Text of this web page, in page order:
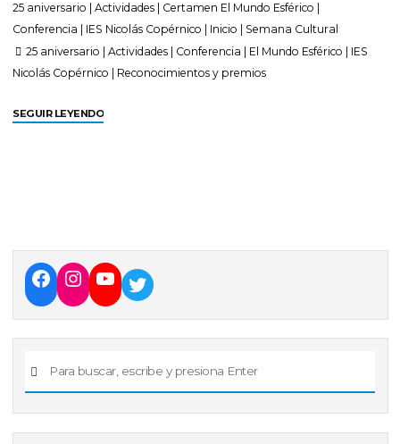
25 aniversario Actividades Certamen El Mundo Esférico
Conferencia
IES Nicolás Copérnico Inicio
Semana Cultural
25 aniversario |Actividades Conferencia El Mundo Esférico
IES
Nicolás Copérnico
Reconocimientos y premios
SEGUIR LEYENDO